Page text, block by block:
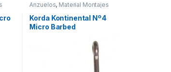
Anzuelos, Material Montajes
Korda Kontinental Nº4
Micro Barbed